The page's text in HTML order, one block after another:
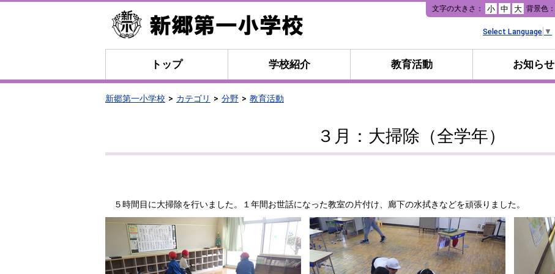
本
文
文字の大きさ： 小 中 大 背景色：
Select Language ▼
トップ 学校紹介 教育活動 お知らせ
新郷第一小学校 カテゴリ 分野 教育活動
３月：大掃除（全学年）
５時間目に大掃除を行いました。１年間お世話になった教室の片付け、廊下の水拭きなどを頑張りました。